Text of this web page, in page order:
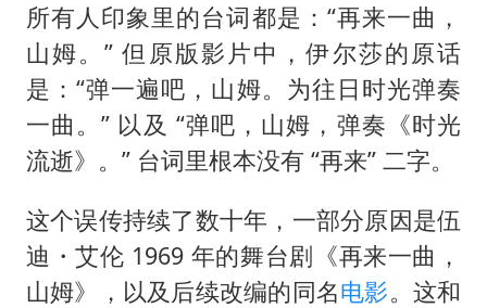
所有人印象里的台词都是：“再来一曲，
山姆。” 但原版影片中，伊尔莎的原话
是：“弹一遍吧，山姆。为往日时光弹奏
一曲。” 以及 “弹吧，山姆，弹奏《时光
流逝》。” 台词里根本没有 “再来” 二字。
这个误传持续了数十年，一部分原因是伍
迪・艾伦 1969 年的舞台剧《再来一曲，
山姆》，以及后续改编的同名电影。这和